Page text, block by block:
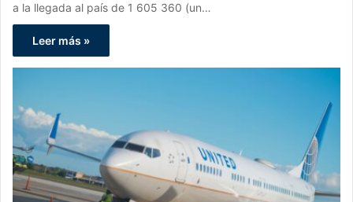
a la llegada al país de 1 605 360 (un…
Leer más »